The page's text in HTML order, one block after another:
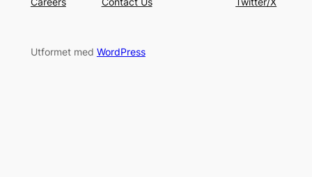
Utformet med WordPress